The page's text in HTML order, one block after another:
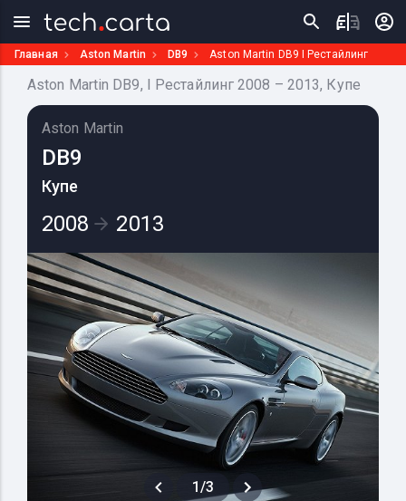
Главная Aston Martin DB9 Aston Martin DB9 I Рестайлинг
Aston Martin DB9, I Рестайлинг 2008 – 2013, Купе
Aston Martin
DB9
Купе
2008 2013
1/3